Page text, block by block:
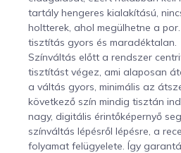
tartály hengeres kialakítású,
holtterek, ahol megülhetne a
tisztítás gyors és maradéktalan.
Színváltás előtt a rendszer
tisztítást végez, ami alaposan
a váltás gyors, minimális az
következő szín mindig tisztán
nagy, digitális érintőképernyő
színváltás lépésről lépésre, a
folyamat felügyelete. Így